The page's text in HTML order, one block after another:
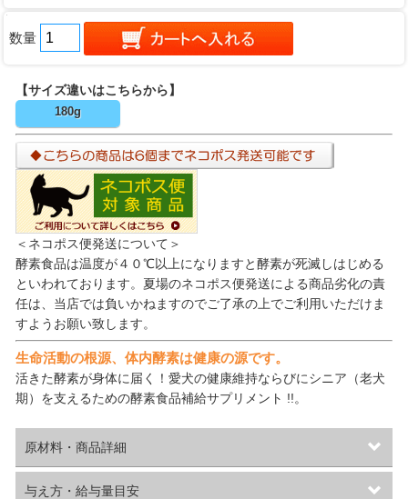
数量
【サイズ違いはこちらから】
180g
＜ネコポス便発送について＞
酵素食品は温度が４０℃以上になりますと酵素が死滅しはじめる
といわれております。夏場のネコポス便発送による商品劣化の責
任は、当店では負いかねますのでご了承の上でご利用いただけま
すようお願い致します。
生命活動の根源、体内酵素は健康の源です。
活きた酵素が身体に届く！愛犬の健康維持ならびにシニア（老犬
期）を支えるための酵素食品補給サプリメント !!。
原材料・商品詳細
与え方・給与量目安